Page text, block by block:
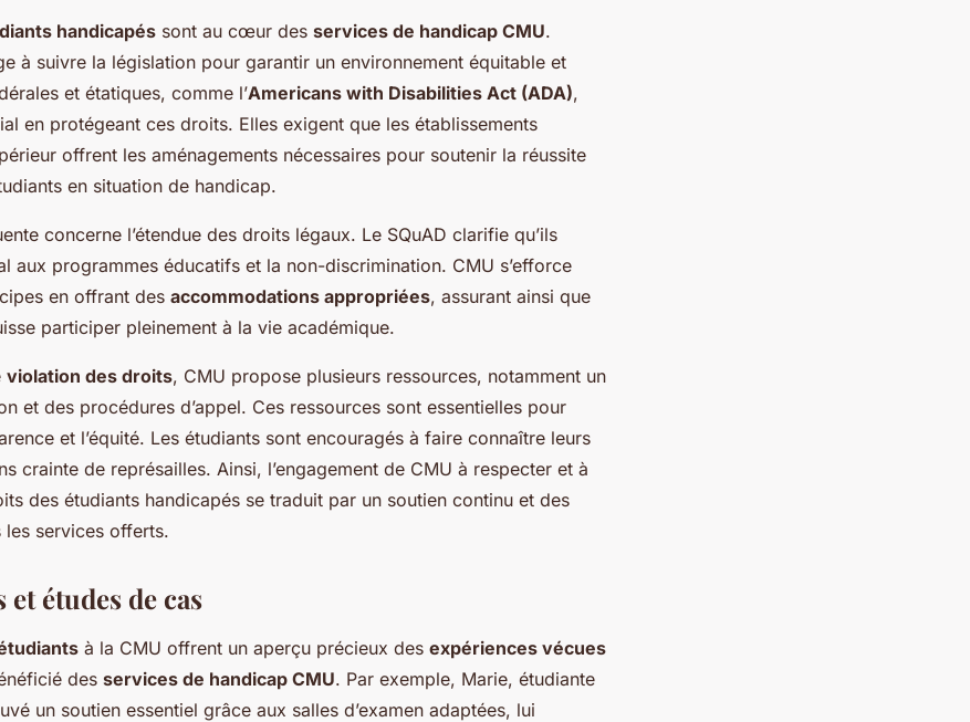
handicapés sont au cœur des services de handicap CMU.
à suivre la législation pour garantir un environnement équitable et
et étatiques, comme l’Americans with Disabilities Act (ADA),
en protégeant ces droits. Elles exigent que les établissements
offrent les aménagements nécessaires pour soutenir la réussite
en situation de handicap.
concerne l’étendue des droits légaux. Le SQuAD clarifie qu’ils
aux programmes éducatifs et la non-discrimination. CMU s’efforce
en offrant des accommodations appropriées, assurant ainsi que
participer pleinement à la vie académique.
violation des droits, CMU propose plusieurs ressources, notamment un
et des procédures d’appel. Ces ressources sont essentielles pour
et l’équité. Les étudiants sont encouragés à faire connaître leurs
crainte de représailles. Ainsi, l’engagement de CMU à respecter et à
des étudiants handicapés se traduit par un soutien continu et des
services offerts.
études de cas
à la CMU offrent un aperçu précieux des expériences vécues
des services de handicap CMU. Par exemple, Marie, étudiante
un soutien essentiel grâce aux salles d’examen adaptées, lui